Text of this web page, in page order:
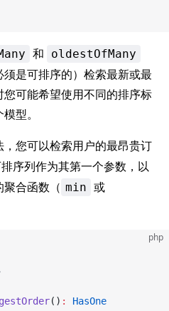
和 oldestOfMany
是可排序的）检索最新或最
可能希望使用不同的排序标
型。
，您可以检索用户的最昂贵订
序列作为其第一个参数，以
合函数（ min 或
php
() :
HasOne